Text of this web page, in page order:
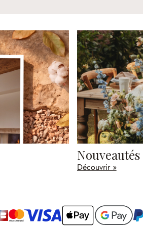
Découvrir »